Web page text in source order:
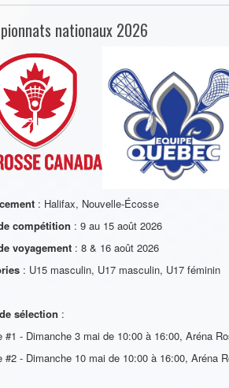
nationaux 2026
: Halifax, Nouvelle-Écosse
compétition : 9 au 15 août 2026
voyagement : 8 & 16 août 2026
: U15 masculin, U17 masculin, U17 féminin
sélection :
#1 - Dimanche 3 mai de 10:00 à 16:00, Aréna
#2 - Dimanche 10 mai de 10:00 à 16:00, Aréna